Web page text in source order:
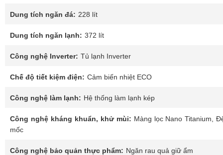
Dung tích ngăn đá: 228 lít
Dung tích ngăn lạnh: 372 lít
Công nghệ Inverter: Tủ lạnh Inverter
Chế độ tiết kiệm điện: Cảm biến nhiệt ECO
Công nghệ làm lạnh: Hệ thống làm lạnh kép
Công nghệ kháng khuẩn, khử mùi: Màng lọc Nano Titanium,
mốc
Công nghệ bảo quản thực phẩm: Ngăn rau quả giữ ẩm